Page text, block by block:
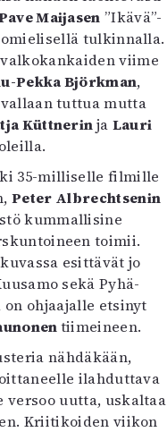
Maijasen ”Ikävä”-
tulkinnalla.
viime
Pekka Björkman,
tuttua mutta
Küttnerinja Lauri
35-milliselle filmille
Peter Albrechtsenin
kummallisine
toimii.
esittävät jo
sekä Pyhä-
ohjaajalle etsinyt
tiimeineen.
nähdäkään,
ilahduttava
versoo uutta, uskaltaa
Kriitikoiden viikon